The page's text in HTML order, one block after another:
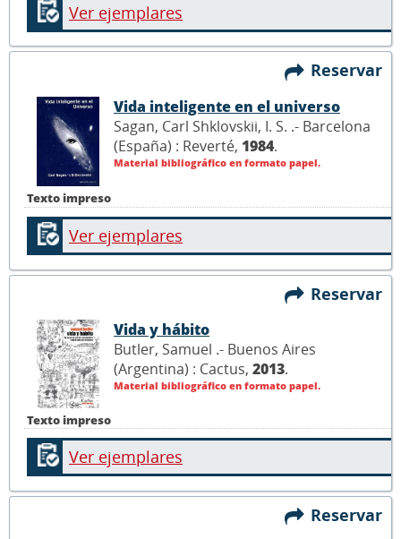
Ver ejemplares
Reservar
Texto impreso
Vida inteligente en el universo
Sagan, Carl Shklovskii, I. S. .- Barcelona
(España) : Reverté, 1984.
Material bibliográfico en formato papel.
Ver ejemplares
Reservar
Texto impreso
Vida y hábito
Butler, Samuel .- Buenos Aires
(Argentina) : Cactus, 2013.
Material bibliográfico en formato papel.
Ver ejemplares
Reservar